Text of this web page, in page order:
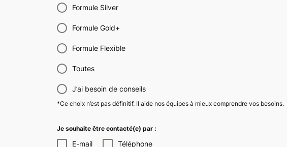
Formule Silver
Formule Gold+
Formule Flexible
Toutes
J’ai besoin de conseils
*Ce choix n’est pas définitif. Il aide nos équipes à mieux comprendre vos besoins.
Je souhaite être contacté(e) par :
E-mail Téléphone